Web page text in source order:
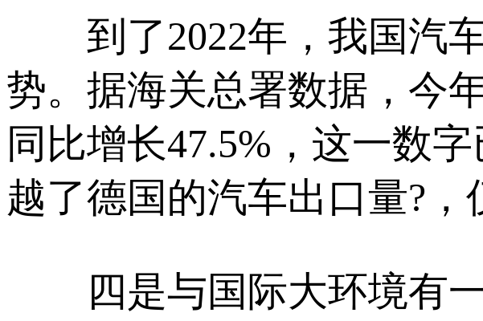
到了2022年，我国汽车
势。据海关总署数据，今
同比增长47.5%，这一数
越了德国的汽车出口量?，
四是与国际大环境有一